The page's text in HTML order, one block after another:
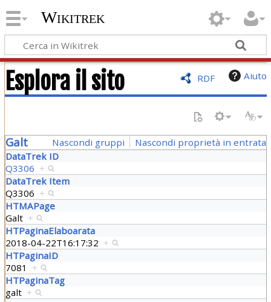
Wikitrek
RDF Aiuto
Esplora il sito
Galt Nascondi gruppi
Nascondi proprietà in entrata
DataTrek ID
Q3306 +
DataTrek Item
Q3306 +
HTMAPage
Galt +
HTPaginaElaboarata
2018-04-22T16:17:32 +
HTPaginaID
7081 +
HTPaginaTag
galt +